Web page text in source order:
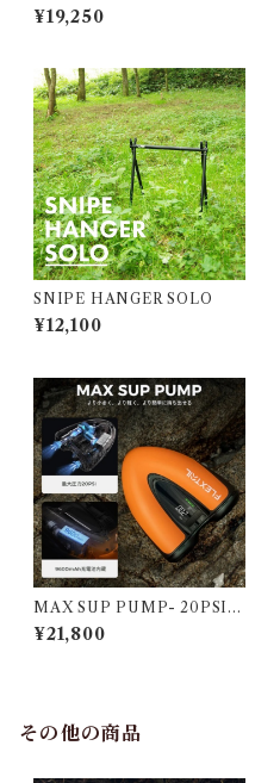
¥19,250
SNIPE HANGER SOLO
¥12,100
MAX SUP PUMP- 20PSI S
UP用コードレス電動エアポン
プ
¥21,800
その他の商品